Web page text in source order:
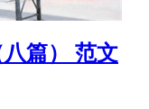
篇） 范文